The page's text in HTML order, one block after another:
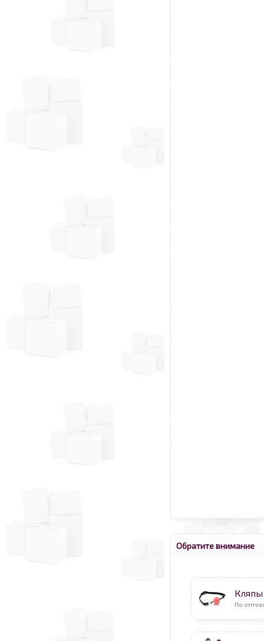
Обратите внимание
Кляпы
По